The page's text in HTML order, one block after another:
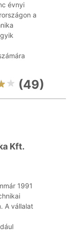
évnyi
a
(49)
Kft.
1991
A vállalat